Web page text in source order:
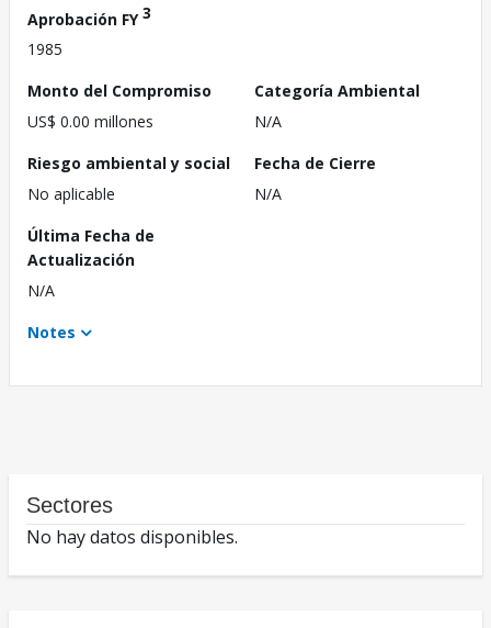
Aprobación FY3
1985
Monto del Compromiso
US$ 0.00 millones
Categoría Ambiental
N/A
Riesgo ambiental y social
No aplicable
Fecha de Cierre
N/A
Última Fecha de
Actualización
N/A
Notes
Sectores
No hay datos disponibles.